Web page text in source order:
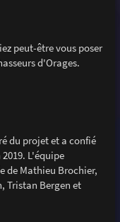
peut-être vous poser
d'Orages.
du projet et a confié
L'équipe
de Mathieu Brochier,
Tristan Bergen et